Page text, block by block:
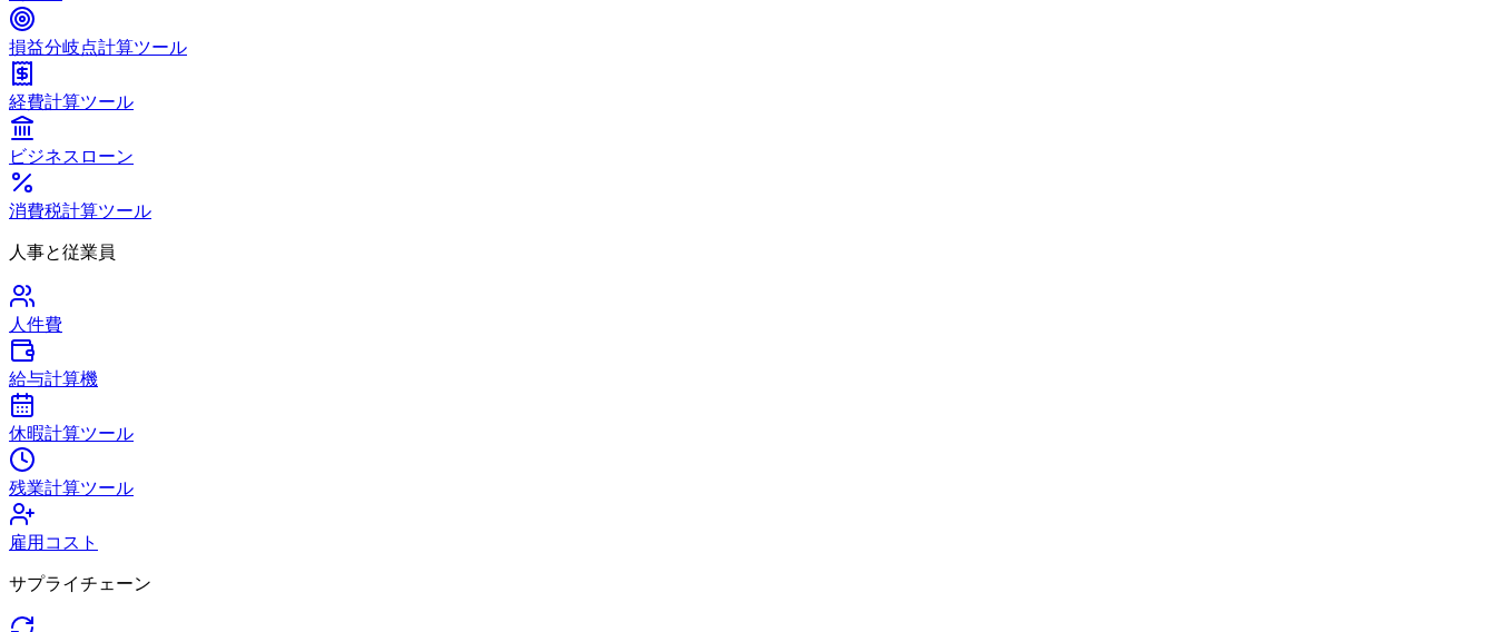
損益分岐点計算ツール
経費計算ツール
ビジネスローン
消費税計算ツール
人事と従業員
人件費
給与計算機
休暇計算ツール
残業計算ツール
雇用コスト
サプライチェーン